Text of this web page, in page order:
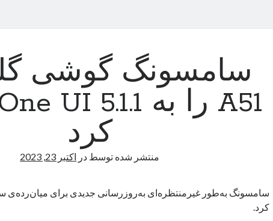
سامسونگ گوشی
کرد
منتشر شده توسط در اکتبر 23, 2023
کرد.